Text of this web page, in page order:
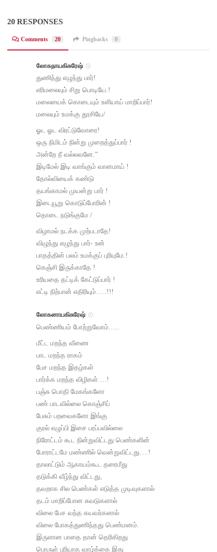
20 RESPONSES
Comments 20 Pingbacks 0
லோகநாயகிசுரேஷ்
துணிந்து எழுந்து பார்!
எரிமலையும் சிறு பொடியே.!
மலையைக் கொடையும் உளியாய் மாறிப்பார்!
மலையும் உமக்கு தூசியே/
ஓட ஓட விரட்டுவோரை!
ஒரு நிமிடம் நின்று முறைத்துப்பார் !
அன்றே நீ வல்லவனே.”
இடிமேல் இடி வாங்கும் வானமாய் !
தோல்வியைக் கண்டு
தயங்காமல் முயன்று பார் !
இடையூறு கொடுப்போரின் !
தொடை நடுங்குமே /
விழாமல் நடக்க முற்படாதே!
விழுந்து எழுந்து பார்- உன்
பாதத்தின் பலம் உமக்குப் புரியுமே.!
கெஞ்சி இருக்காதே !
உரியதை தட்டிக் கேட்டுப்பார் !
எட்டி நிற்பான் எதிரியும்…..!!!
லோகனாயகிசுரேஷ்
பெண்ணியம் போற்றுவோம்…..
மீட்ட மறந்த வீணை
பாட மறந்த ராகம்
பேச மறந்த இதழ்கள்
பார்க்க மறந்த விழிகள்….!
பஞ்சு பொதி மேகங்களோ
பண் பாடவில்லை கொஞ்சிப்
பேசும் பறவைகளோ இங்கு
குரல் எழுப்பி இசை பரப்பவில்லை
நிரோட்டம் கூட நின்றுவிட்டது பெண்களின்
போராட்டமே மண்ணில் வென்றுவிட்டது….!
தாலாட்டும் ஆகாயம்கூட தரைமீது
தடுக்கி வீழ்ந்து விட்டது,
தவறாக சில பெண்கள் எடுத்த முடிவுகளால்
தடம் மாறிப்போன சுவடுகளால்
விலை பேச வந்த கயவர்களால்
விலை போகத்துணிந்தது பெண்மனம்.
இருளான பாதை தான் தெரிகிறது
பொருள் புரியாத வாழ்க்கை இது